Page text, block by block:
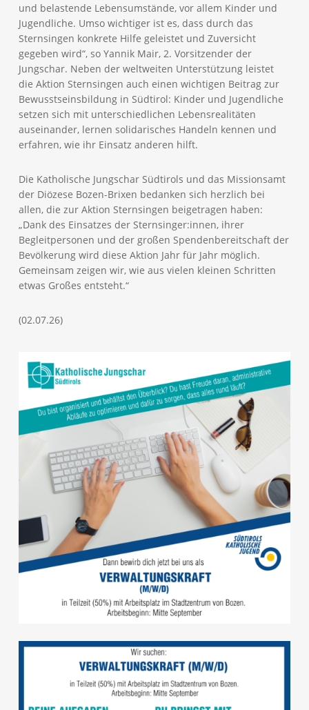
und belastende Lebensumstände, vor allem Kinder und
Jugendliche. Umso wichtiger ist es, dass durch das
Sternsingen konkrete Hilfe geleistet und Zuversicht
gegeben wird“, so Yannik Mair, 2. Vorsitzender der
Jungschar. Neben der weltweiten Unterstützung leistet
die Aktion Sternsingen auch einen wichtigen Beitrag zur
Bewusstseinsbildung in Südtirol: Kinder und Jugendliche
setzen sich mit unterschiedlichen Lebensrealitäten
auseinander, lernen solidarisches Handeln kennen und
erfahren, wie ihr Einsatz anderen hilft.
Die Katholische Jungschar Südtirols und das Missionsamt
der Diözese Bozen-Brixen bedanken sich herzlich bei
allen, die zur Aktion Sternsingen beigetragen haben:
„Dank des Einsatzes der Sternsinger:innen, ihrer
Begleitpersonen und der großen Spendenbereitschaft der
Bevölkerung wird diese Aktion Jahr für Jahr möglich.
Gemeinsam zeigen wir, wie aus vielen kleinen Schritten
etwas Großes entsteht.“
(02.07.26)